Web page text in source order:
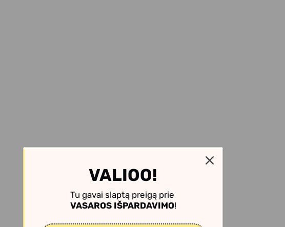
VALIOO!
Tu gavai slaptą preigą prie
VASAROS IŠPARDAVIMO!